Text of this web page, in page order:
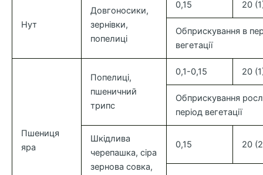
Нут
Довгоносики,
зернівки,
попелиці
0,15 20
Обприскування в
вегетації
Пшениця
яра
Попелиці,
пшеничний
трипс
0,1-0,15 20
Обприскування
період вегетації
Шкідлива
черепашка, сіра
зернова совка,
0,15 20